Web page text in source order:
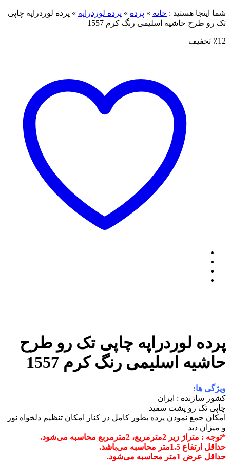
شما اینجا هستید : خانه » پرده » پرده لوردراپه » پرده لوردراپه چاپی
تک رو طرح حاشیه اسلیمی رنگ کرم 1557
٪12 تخفیف
پرده لوردراپه چاپی تک رو طرح
حاشیه اسلیمی رنگ کرم 1557
ویژگی ها:
کشور سازنده : ایران
چاپی تک رو پشت سفید
امکان جمع نمودن پرده بطور کامل در کنار
امکان تنظیم دلخواه نور
و میزان دید
*توجه : متراژ زیر 2مترمربع، 2مترمربع محاسبه می‌شود.
حداقل ارتفاع 1.5متر محاسبه می‌باشد.
حداقل عرض 1متر محاسبه می‌شود.